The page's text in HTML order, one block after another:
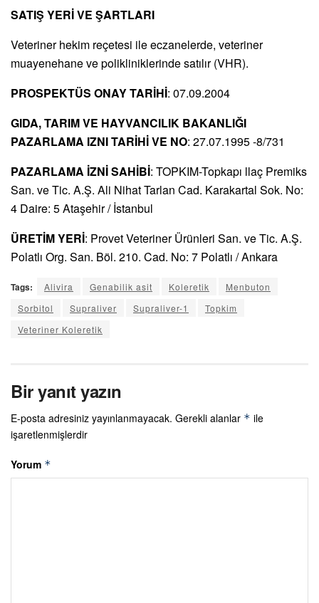
SATIŞ YERİ VE ŞARTLARI
Veteriner hekim reçetesi ile eczanelerde, veteriner
muayenehane ve polikliniklerinde satılır (VHR).
PROSPEKTÜS ONAY TARİHİ: 07.09.2004
GIDA, TARIM VE HAYVANCILIK BAKANLIĞI
PAZARLAMA IZNI TARİHİ VE NO: 27.07.1995 -8/731
PAZARLAMA İZNİ SAHİBİ: TOPKIM-Topkapı llaç Premiks
San. ve Tic. A.Ş. Ali Nihat Tarlan Cad. Karakartal Sok. No:
4 Daire: 5 Ataşehir / İstanbul
ÜRETİM YERİ: Provet Veteriner Ürünleri San. ve Tic. A.Ş.
Polatlı Org. San. Böl. 210. Cad. No: 7 Polatlı / Ankara
Tags: Alivira Genabilik asit Koleretik
Menbuton
Sorbitol
Supraliver Supraliver-1
Topkim
Veteriner Koleretik
Bir yanıt yazın
E-posta adresiniz yayınlanmayacak. Gerekli alanlar * ile
işaretlenmişlerdir
Yorum *